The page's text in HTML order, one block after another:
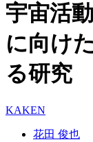
宇宙活
に向け
る研究
KAKEN
花田 俊也